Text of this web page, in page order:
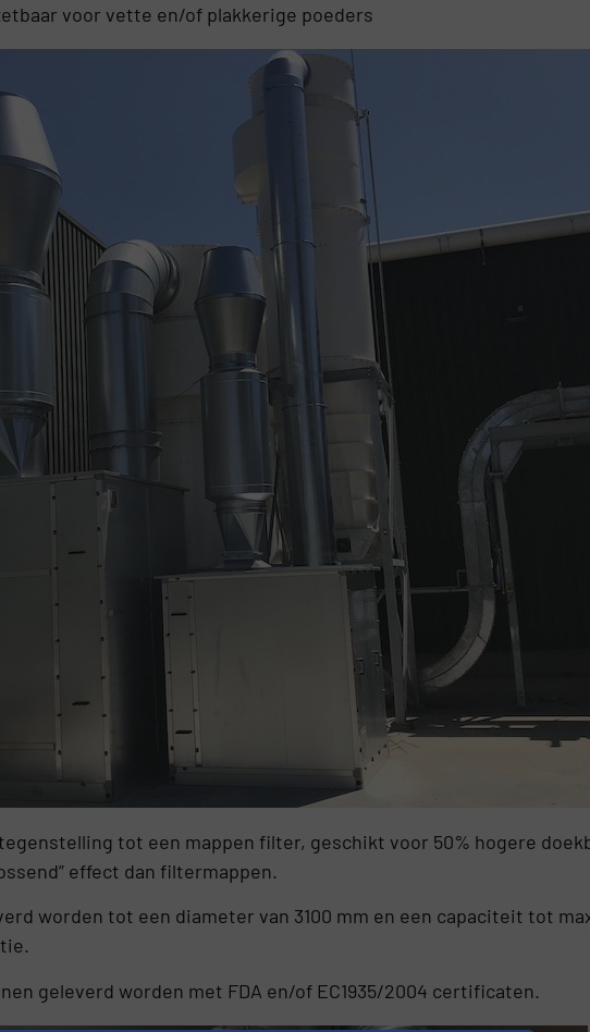
voor vette en/of plakkerige poeders
tot een mappen filter, geschikt voor 50% hogere
effect dan filtermappen.
worden tot een diameter van 3100 mm en een capaciteit tot
geleverd worden met FDA en/of EC1935/2004 certificaten.